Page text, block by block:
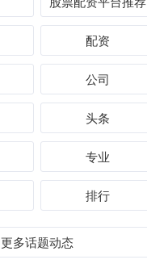
配资
公司
头条
专业
排行
更多话题动态